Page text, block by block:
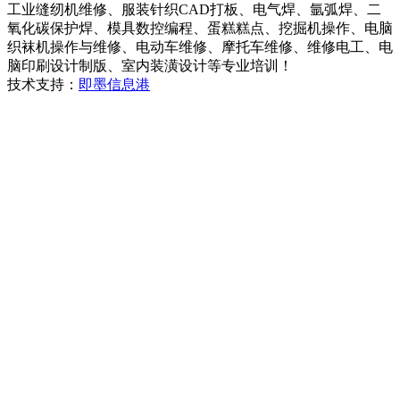
工业缝纫机维修、服装针织CAD打板、电气焊、氩弧焊、二
氧化碳保护焊、模具数控编程、蛋糕糕点、挖掘机操作、电脑
织袜机操作与维修、电动车维修、摩托车维修、维修电工、电
脑印刷设计制版、室内装潢设计等专业培训！
技术支持： 即墨信息港